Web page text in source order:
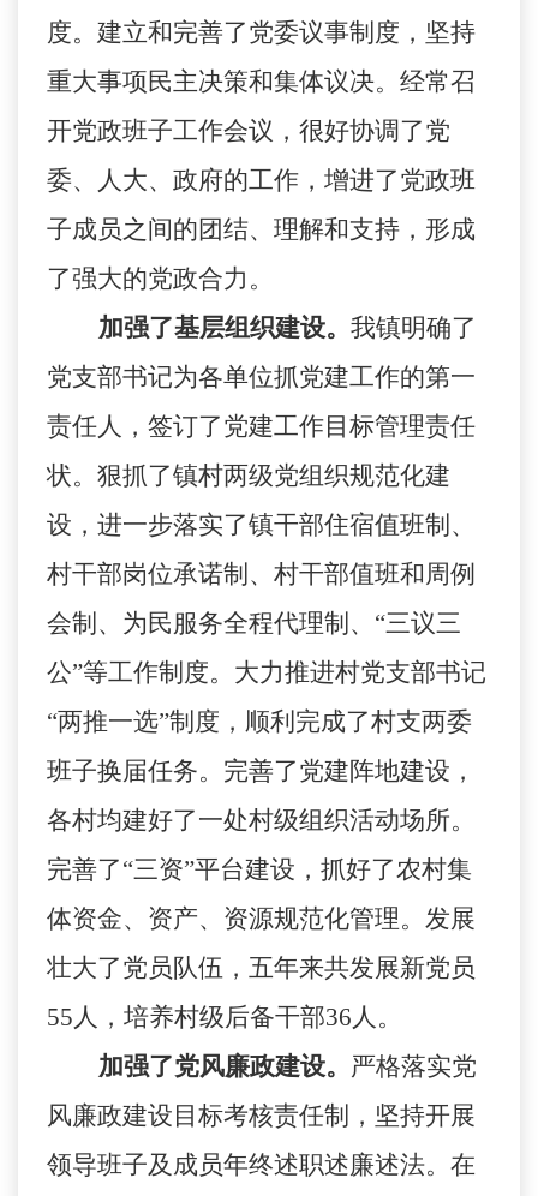
度。建立和完善了党委议事制度，坚持
重大事项民主决策和集体议决。经常召
开党政班子工作会议，很好协调了党
委、人大、政府的工作，增进了党政班
子成员之间的团结、理解和支持，形成
了强大的党政合力。
加强了基层组织建设。 我镇明确了
党支部书记为各单位抓党建工作的第一
责任人，签订了党建工作目标管理责任
状。狠抓了镇村两级党组织规范化建
设，进一步落实了镇干部住宿值班制、
村干部岗位承诺制、村干部值班和周例
会制、为民服务全程代理制、“三议三
公”等工作制度。大力推进村党支部书记
“两推一选”制度，顺利完成了村支两委
班子换届任务。完善了党建阵地建设，
各村均建好了一处村级组织活动场所。
完善了“三资”平台建设，抓好了农村集
体资金、资产、资源规范化管理。 发展
壮大了党员队伍，五年来共发展新党员
55人，培养村级后备干部36人。
加强了党风廉政建设。 严格落实党
风廉政建设目标考核责任制，坚持开展
领导班子及成员年终述职述廉述法。在